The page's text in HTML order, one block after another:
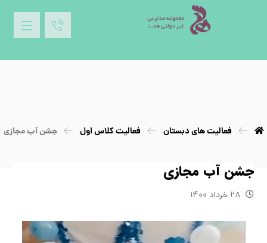
فعالیت های دبستان فعالیت کلاس اول جشن آب مجازی
جشن آب مجازی
۲۸ خرداد ۱۴۰۰